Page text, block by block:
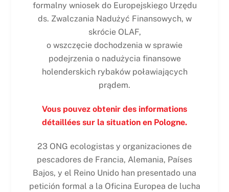
formalny wniosek do Europejskiego Urzędu
ds. Zwalczania Nadużyć Finansowych, w
skrócie OLAF,
o wszczęcie dochodzenia w sprawie
podejrzenia o nadużycia finansowe
holenderskich rybaków poławiających
prądem.
Vous pouvez obtenir des informations
détaillées sur la situation en Pologne.
23 ONG ecologistas y organizaciones de
pescadores de Francia, Alemania, Países
Bajos, y el Reino Unido han presentado una
petición formal a la Oficina Europea de lucha